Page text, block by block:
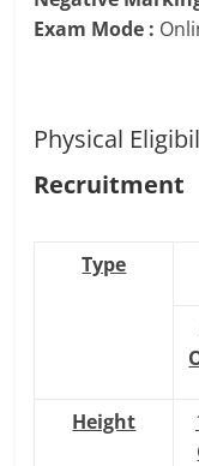
Exam Mode :
Physical
Recruitment
Type
Height